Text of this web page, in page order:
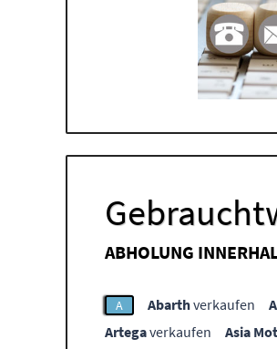
ABHOLUNG
A Abarthverkaufen
Artegaverkaufen Asia